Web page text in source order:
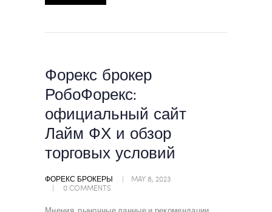
Форекс брокер
РобоФорекс:
официальный сайт
Лайм ФХ и обзор
торговых условий
ФОРЕКС БРОКЕРЫ
MAY 8, 2023
0COMMENTS